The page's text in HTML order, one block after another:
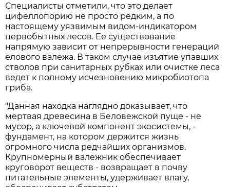
Специалисты отметили, что это делает
цифеллопорию не просто редким, а по
настоящему уязвимым видом-индикатором
первобытных лесов. Ее существование
напрямую зависит от непрерывности генераций
елового валежа. В таком случае изъятие упавших
стволов при санитарных рубках или очистке леса
ведет к полному исчезновению микробиотопа
гриба.
"Данная находка наглядно доказывает, что
мертвая древесина в Беловежской пуще - не
мусор, а ключевой компонент экосистемы, -
фундамент, на котором держится жизнь
огромного числа редчайших организмов.
Крупномерный валежник обеспечивает
круговорот веществ - возвращает в почву
питательные элементы, удерживает влагу,